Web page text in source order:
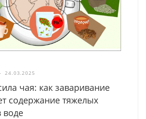
24.03.2025
чая: как заваривание
содержание тяжелых
воде